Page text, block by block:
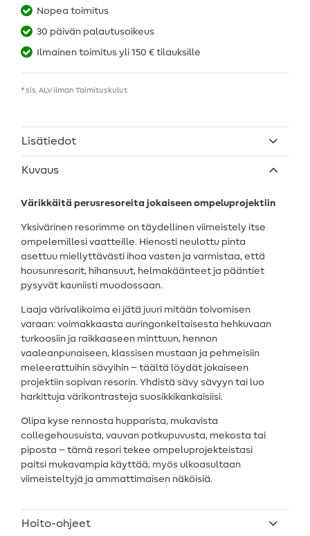
Nopea toimitus
30 päivän palautusoikeus
Ilmainen toimitus yli 150 € tilauksille
* sis. ALV ilman Toimituskulut
Lisätiedot
Kuvaus
Värikkäitä perusresoreita jokaiseen ompeluprojektiin
Yksivärinen resorimme on täydellinen viimeistely itse
ompelemillesi vaatteille. Hienosti neulottu pinta
asettuu miellyttävästi ihoa vasten ja varmistaa, että
housunresorit, hihansuut, helmakäänteet ja pääntiet
pysyvät kauniisti muodossaan.
Laaja värivalikoima ei jätä juuri mitään toivomisen
varaan: voimakkaasta auringonkeltaisesta hehkuvaan
turkoosiin ja raikkaaseen minttuun, hennon
vaaleanpunaiseen, klassisen mustaan ja pehmeisiin
meleerattuihin sävyihin – täältä löydät jokaiseen
projektiin sopivan resorin. Yhdistä sävy sävyyn tai luo
harkittuja värikontrasteja suosikkikankaisiisi.
Olipa kyse rennosta hupparista, mukavista
collegehousuista, vauvan potkupuvusta, mekosta tai
piposta – tämä resori tekee ompeluprojekteistasi
paitsi mukavampia käyttää, myös ulkoasultaan
viimeisteltyjä ja ammattimaisen näköisiä.
Hoito-ohjeet